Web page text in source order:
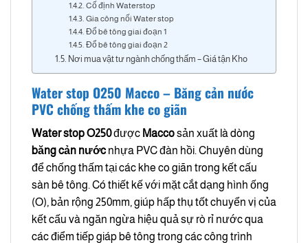
Cố định Waterstop
Gia công nối Water stop
Đổ bê tông giai đoạn 1
Đổ bê tông giai đoạn 2
Nơi mua vật tư ngành chống thấm – Giá tận Kho
Water stop O250 Macco – Băng cản nước
PVC chống thấm khe co giãn
Water stopO250được Maccosản xuất là dòng
băng cản nước nhựa PVC đàn hồi. Chuyên dùng
để chống thấm tại các khe co giãn trong kết cấu
sàn bê tông. Có thiết kế với mặt cắt dạng hình ống
(O), bản rộng 250mm, giúp hấp thụ tốt chuyển vị của
kết cấu và ngăn ngừa hiệu quả sự rò rỉ nước qua
các điểm tiếp giáp bê tông trong các công trình